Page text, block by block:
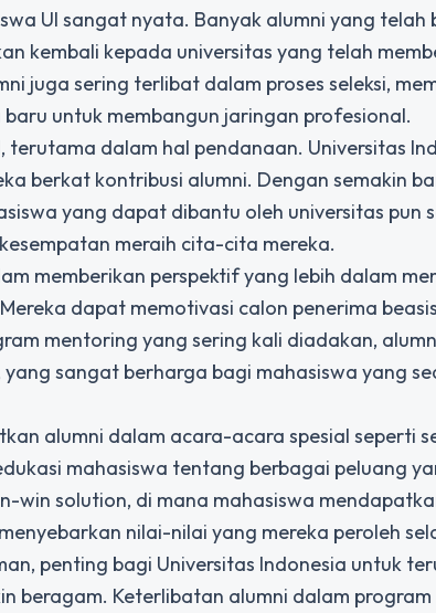
UI sangat nyata. Banyak alumni yang
kembali kepada universitas yang telah
juga sering terlibat dalam proses seleksi,
untuk membangun jaringan profesional.
terutama dalam hal pendanaan. Universitas
berkat kontribusi alumni. Dengan semakin
yang dapat dibantu oleh universitas pun
meraih cita-cita mereka.
memberikan perspektif yang lebih dalam
dapat memotivasi calon penerima
mentoring yang sering kali diadakan,
sangat berharga bagi mahasiswa yang
alumni dalam acara-acara spesial seperti
mahasiswa tentang berbagai peluang
win solution, di mana mahasiswa
nilai-nilai yang mereka peroleh
penting bagi Universitas Indonesia untuk
beragam. Keterlibatan alumni dalam